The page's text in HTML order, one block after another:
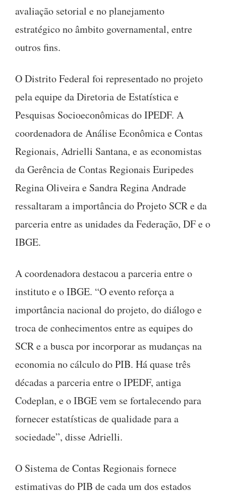
avaliação setorial e no planejamento
estratégico no âmbito governamental, entre
outros fins.
O Distrito Federal foi representado no projeto
pela equipe da Diretoria de Estatística e
Pesquisas Socioeconômicas do IPEDF. A
coordenadora de Análise Econômica e Contas
Regionais, Adrielli Santana, e as economistas
da Gerência de Contas Regionais Euripedes
Regina Oliveira e Sandra Regina Andrade
ressaltaram a importância do Projeto SCR e da
parceria entre as unidades da Federação, DF e o
IBGE.
A coordenadora destacou a parceria entre o
instituto e o IBGE. “O evento reforça a
importância nacional do projeto, do diálogo e
troca de conhecimentos entre as equipes do
SCR e a busca por incorporar as mudanças na
economia no cálculo do PIB. Há quase três
décadas a parceria entre o IPEDF, antiga
Codeplan, e o IBGE vem se fortalecendo para
fornecer estatísticas de qualidade para a
sociedade”, disse Adrielli.
O Sistema de Contas Regionais fornece
estimativas do PIB de cada um dos estados